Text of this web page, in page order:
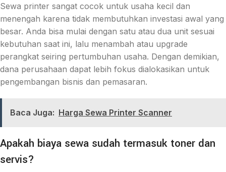
Sewa printer sangat cocok untuk usaha kecil dan
menengah karena tidak membutuhkan investasi awal yang
besar. Anda bisa mulai dengan satu atau dua unit sesuai
kebutuhan saat ini, lalu menambah atau upgrade
perangkat seiring pertumbuhan usaha. Dengan demikian,
dana perusahaan dapat lebih fokus dialokasikan untuk
pengembangan bisnis dan pemasaran.
Baca Juga: Harga Sewa Printer Scanner
Apakah biaya sewa sudah termasuk toner dan
servis?